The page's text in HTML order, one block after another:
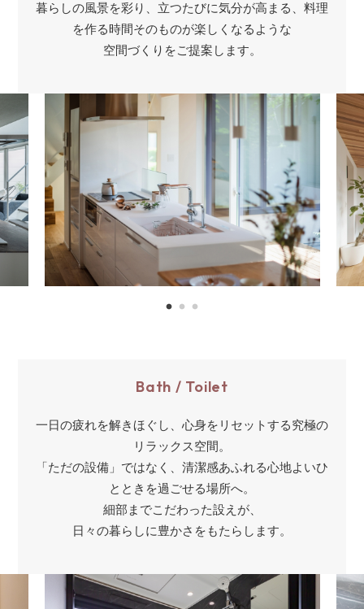
暮らしの風景を彩り、立つたびに気分が高まる、料理
を作る時間そのものが楽しくなるような
空間づくりをご提案します。
Bath / Toilet
一日の疲れを解きほぐし、心身をリセットする究極の
リラックス空間。
「ただの設備」ではなく、清潔感あふれる心地よいひ
とときを過ごせる場所へ。
細部までこだわった設えが、
日々の暮らしに豊かさをもたらします。